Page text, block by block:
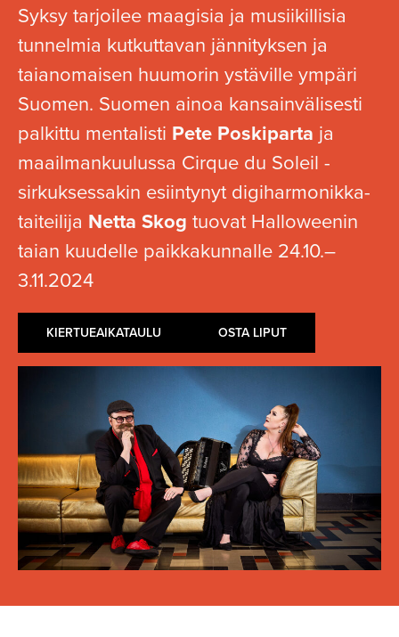
Syksy tarjoilee maagisia ja musiikillisia
tunnelmia kutkuttavan jännityksen ja
taianomaisen huumorin ystäville ympäri
Suomen. Suomen ainoa kansainvä­li­sesti
palkittu mentalisti Pete Poskiparta ja
maailman­kuu­lussa Cirque du Soleil -
sirkukses­sakin esiintynyt digiharmo­nik­ka­
tai­teilija Netta Skog tuovat Halloweenin
taian kuudelle paikkakun­nalle 24.10.–
3.11.2024
KIERTUEAIKATAULU OSTA LIPUT